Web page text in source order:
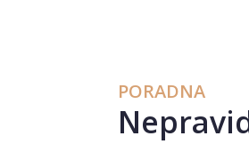
PORADNA